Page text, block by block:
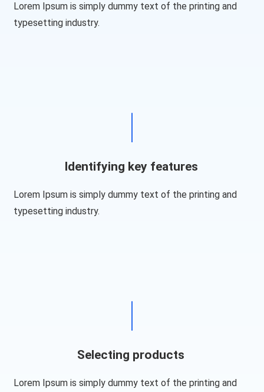
Lorem Ipsum is simply dummy text of the printing and
typesetting industry.
Identifying key features
Lorem Ipsum is simply dummy text of the printing and
typesetting industry.
Selecting products​
Lorem Ipsum is simply dummy text of the printing and